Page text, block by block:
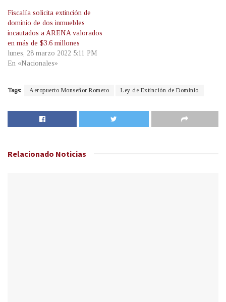
Fiscalía solicita extinción de
dominio de dos inmuebles
incautados a ARENA valorados
en más de $3.6 millones
lunes, 28 marzo 2022 5:11 PM
En «Nacionales»
Tags: Aeropuerto Monseñor Romero Ley de Extinción de Dominio
Relacionado Noticias